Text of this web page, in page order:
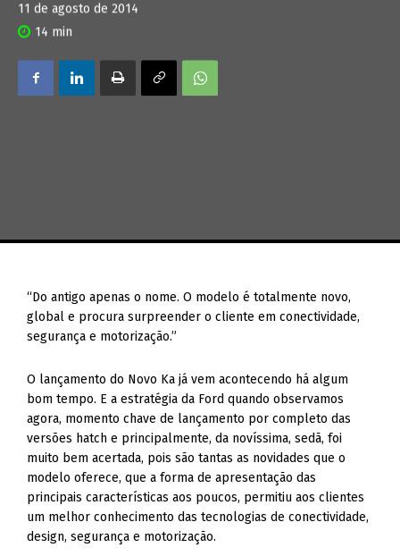
11 de agosto de 2014
14 min
“Do antigo apenas o nome. O modelo é totalmente novo,
global e procura surpreender o cliente em conectividade,
segurança e motorização.”
O lançamento do Novo Ka já vem acontecendo há algum
bom tempo. E a estratégia da Ford quando observamos
agora, momento chave de lançamento por completo das
versões hatch e principalmente, da novíssima, sedã, foi
muito bem acertada, pois são tantas as novidades que o
modelo oferece, que a forma de apresentação das
principais características aos poucos, permitiu aos clientes
um melhor conhecimento das tecnologias de conectividade,
design, segurança e motorização.